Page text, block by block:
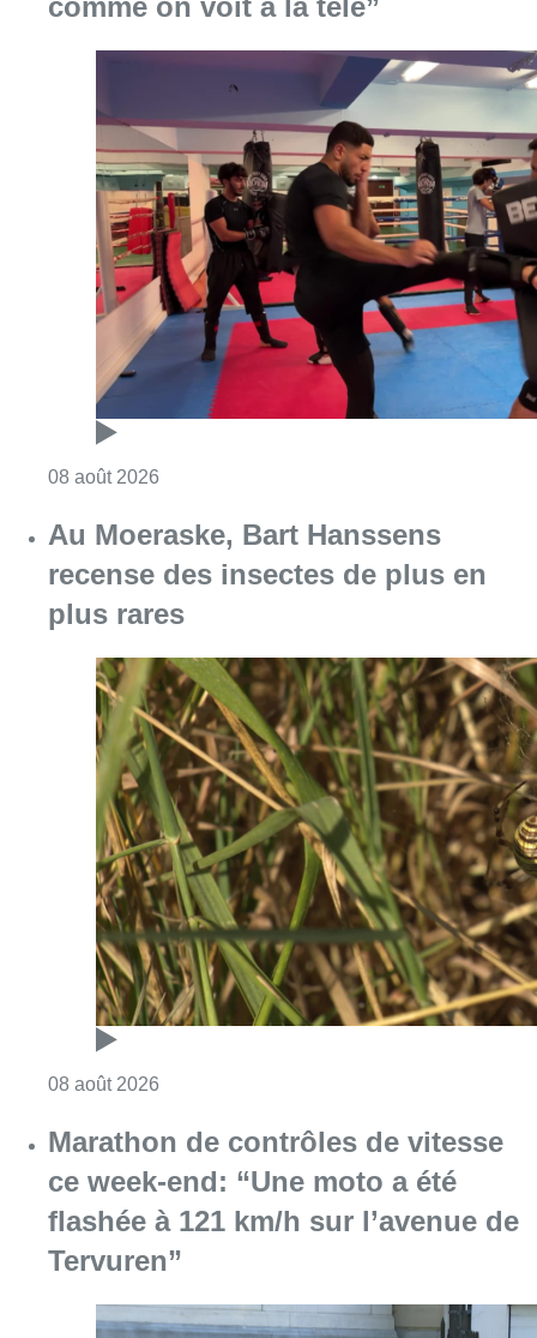
08 août 2026Consulter l'article "Un nouveau club de
Au Moeraske, Bart Hanssens
recense des insectes de plus en
plus rares
08 août 2026Consulter l'article "Au Moeraske, Bart
Marathon de contrôles de vitesse
ce week-end: “Une moto a été
flashée à 121 km/h sur l’avenue de
Tervuren”